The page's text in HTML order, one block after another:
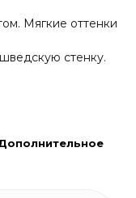
Мягкие оттенки
стенку.